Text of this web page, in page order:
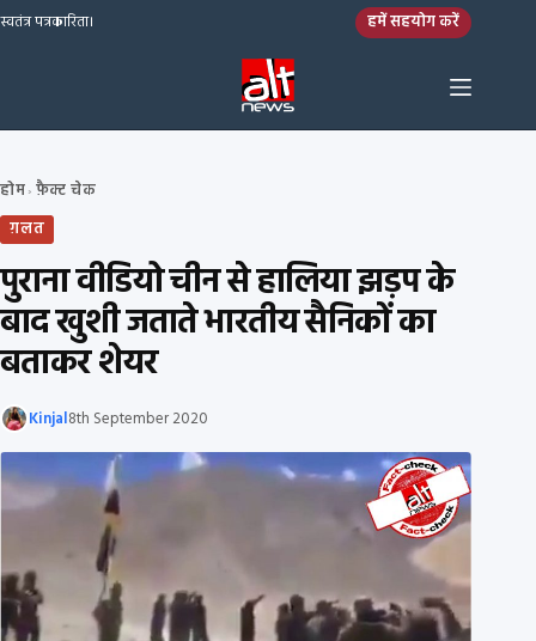
Skip to content
स्वतंत्र पत्रकारिता। हमें सहयोग करें
होम› फ़ैक्ट चेक
ग़लत
पुराना वीडियो चीन से हालिया झड़प के
बाद खुशी जताते भारतीय सैनिकों का
बताकर शेयर
Kinjal8th September 2020